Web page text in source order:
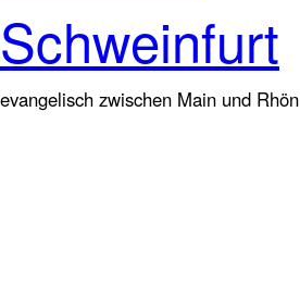
Schweinfurt
evangelisch zwischen Main und Rhön